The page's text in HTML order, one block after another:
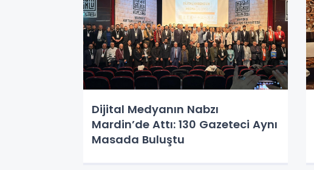
Dijital Medyanın Nabzı
Mardin’de Attı: 130 Gazeteci Aynı
Masada Buluştu